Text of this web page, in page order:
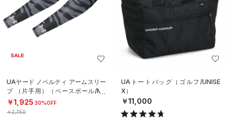
SALE
UAヤード ノベルティ アームスリー
ブ （片手用）（ベースボール/ME
N）
￥1,925 30%OFF
￥2,750
UAトートバッグ（ゴルフ/UNISE
X）
￥11,000